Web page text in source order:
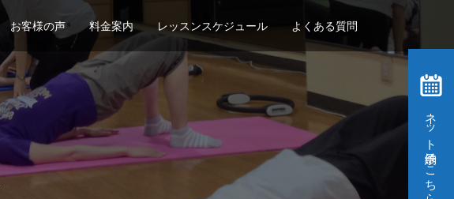
お客様の声 料金案内 レッスンスケジュール よくある質問
ネット予約はこちら